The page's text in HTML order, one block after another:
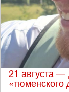
21 августа